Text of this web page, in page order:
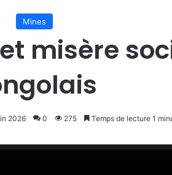
Mines
misère
2026 0 275 Temps de lecture 1